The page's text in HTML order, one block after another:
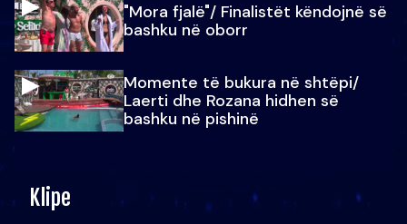
"Mora fjalë"/ Finalistët këndojnë së
bashku në oborr
Momente të bukura në shtëpi/
Laerti dhe Rozana hidhen së
bashku në pishinë
Klipe